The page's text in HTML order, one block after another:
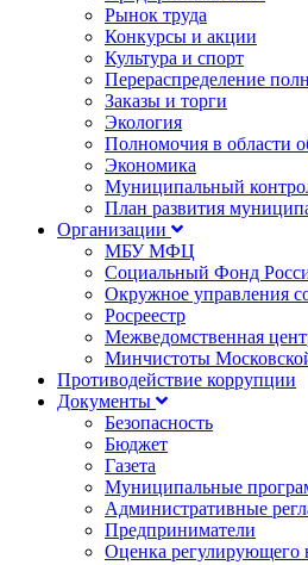
Рынок труда
Конкурсы и акции
Культура и спорт
Перераспределение
Заказы и торги
Экология
Полномочия в области
Экономика
Муниципальный
План развития
Организации
МБУ МФЦ
Социальный Фонд
Окружное управления
Росреестр
Межведомственная
Минчистоты
Противодействие коррупции
Документы
Безопасность
Бюджет
Газета
Муниципальные
Административные
Предприниматели
Оценка регулирующего